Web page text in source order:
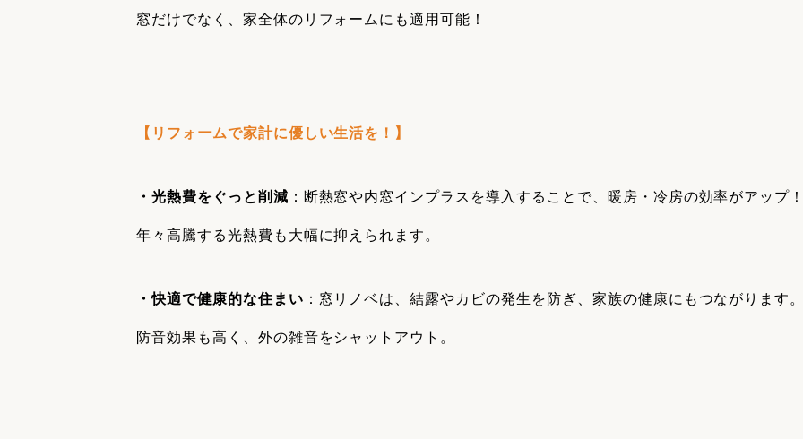
窓だけでなく、家全体のリフォームにも適用可能！
【リフォームで家計に優しい生活を！ 】
・光熱費をぐっと削減 ：断熱窓や内窓インプラスを導入することで、暖房・冷房の効率がアップ！
年々高騰する光熱費も大幅に抑えられます。
・快適で健康的な住まい ：窓リノベは、結露やカビの発生を防ぎ、家族の健康にもつながります。
防音効果も高く、外の雑音をシャットアウト。